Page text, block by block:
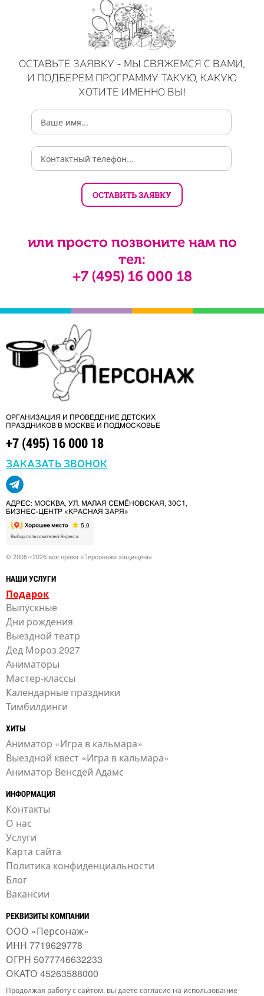
ОСТАВЬТЕ ЗАЯВКУ - МЫ СВЯЖЕМСЯ С ВАМИ,
И ПОДБЕРЕМ ПРОГРАММУ ТАКУЮ, КАКУЮ
ХОТИТЕ ИМЕННО ВЫ!
или просто позвоните нам по
тел:
+7 (495) 16 000 18
ОРГАНИЗАЦИЯ И ПРОВЕДЕНИЕ ДЕТСКИХ
ПРАЗДНИКОВ В МОСКВЕ И ПОДМОСКОВЬЕ
+7 (495) 16 000 18
ЗАКАЗАТЬ ЗВОНОК
АДРЕС: МОСКВА, УЛ. МАЛАЯ СЕМЁНОВСКАЯ, 30С1,
БИЗНЕС-ЦЕНТР «КРАСНАЯ ЗАРЯ»
© 2005—2026 все права «Персонаж» защищены
НАШИ УСЛУГИ
Подарок
Выпускные
Дни рождения
Выездной театр
Дед Мороз 2027
Аниматоры
Мастер-классы
Календарные праздники
Тимбилдинги
ХИТЫ
Аниматор «Игра в кальмара»
Выездной квест «Игра в кальмара»
Аниматор Венсдей Адамс
ИНФОРМАЦИЯ
Контакты
О нас
Услуги
Карта сайта
Политика конфиденциальности
Блог
Вакансии
РЕКВИЗИТЫ КОМПАНИИ
ООО «Персонаж»
ИНН 7719629778
ОГРН 5077746632233
ОКАТО 45263588000
Продолжая работу с сайтом, вы даёте согласие на использование